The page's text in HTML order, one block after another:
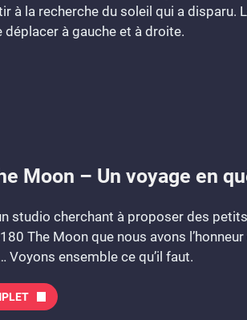
à la recherche du soleil qui a disparu.
à gauche et à droite.
Moon – Un voyage en
studio cherchant à proposer des
The Moon que nous avons
Voyons ensemble ce qu’il faut.